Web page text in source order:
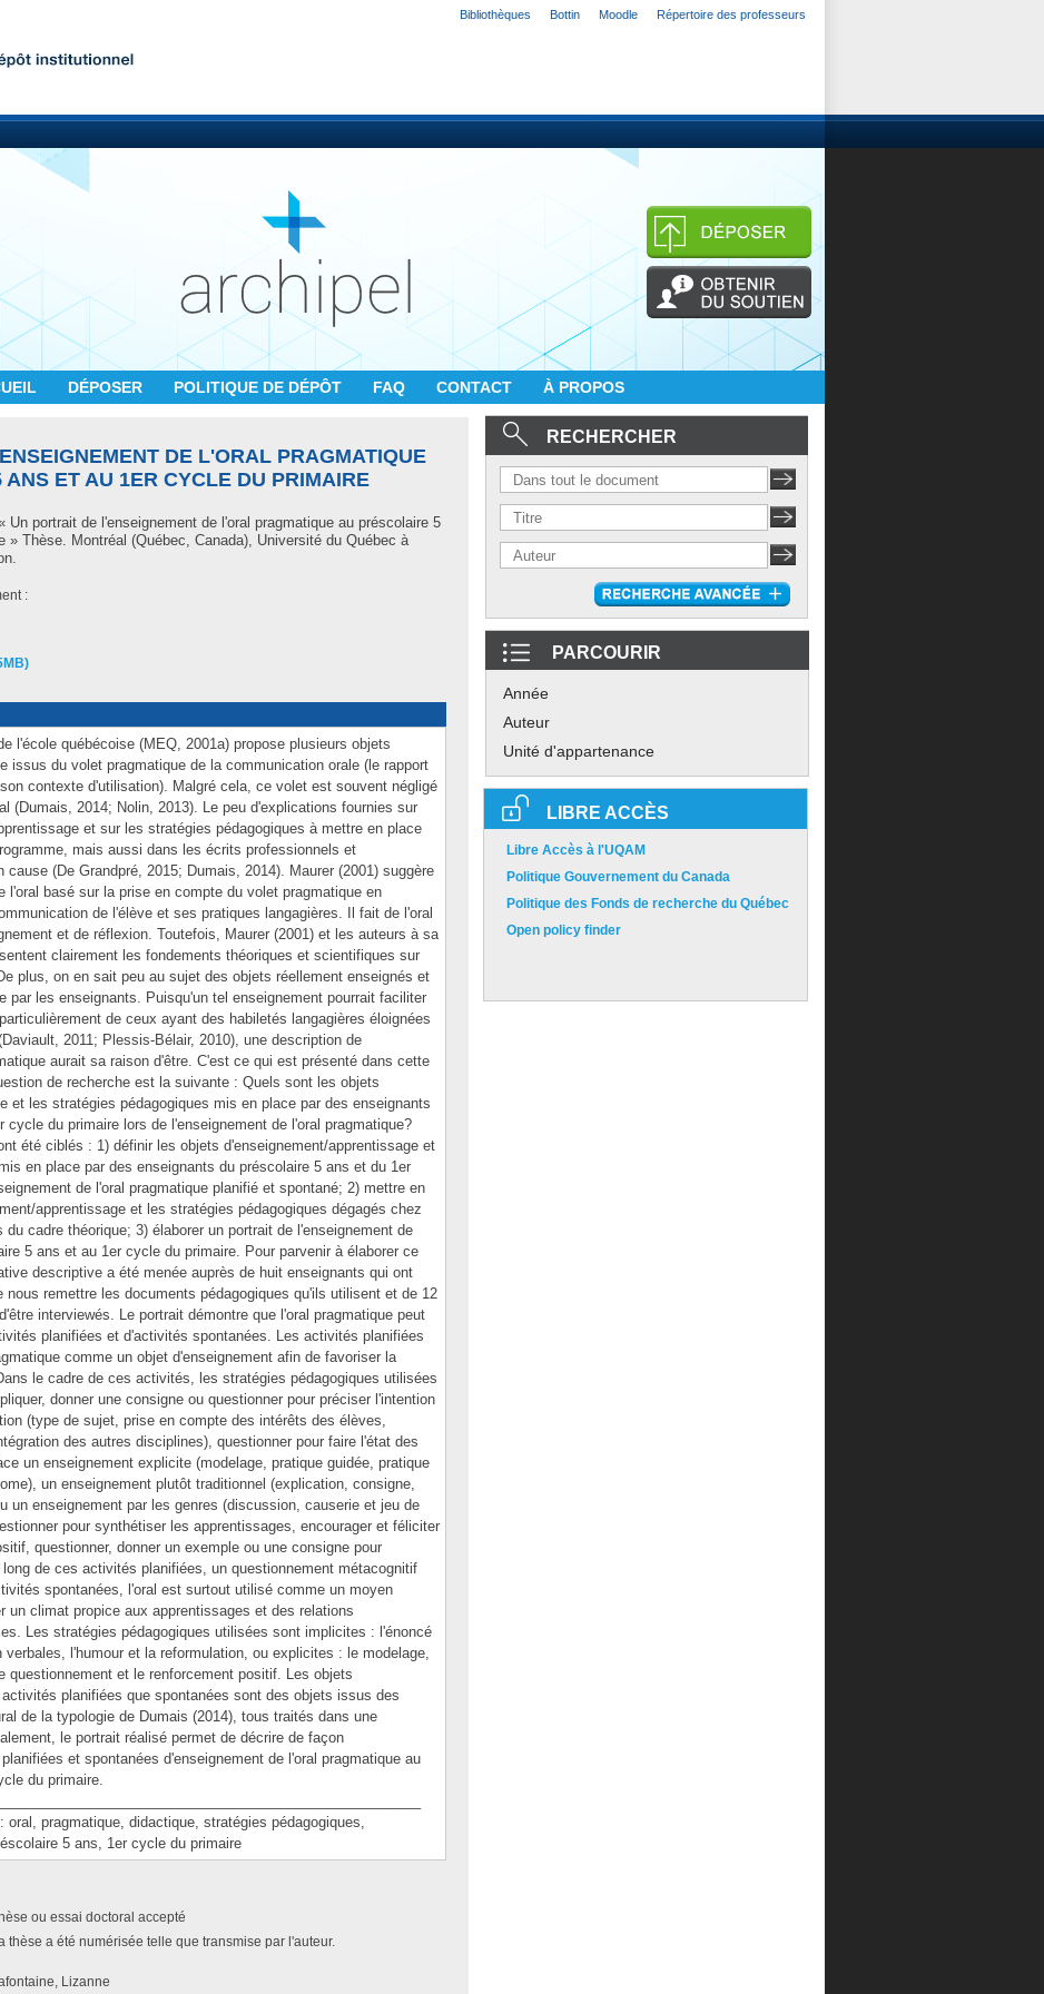
Bibliothèques Bottin Moodle Répertoire des professeurs
DÉPOSER POLITIQUE DE DÉPÔT FAQ CONTACT À PROPOS
DE L'ORAL PRAGMATIQUE
ET AU 1ER CYCLE DU PRIMAIRE
Un portrait de l'enseignement de l'oral pragmatique au préscolaire 5
» Thèse. Montréal (Québec, Canada), Université du Québec à
:
l'école québécoise (MEQ, 2001a) propose plusieurs objets
issus du volet pragmatique de la communication orale (le rapport
contexte d'utilisation). Malgré cela, ce volet est souvent négligé
(Dumais, 2014; Nolin, 2013). Le peu d'explications fournies sur
et sur les stratégies pédagogiques à mettre en place
mais aussi dans les écrits professionnels et
(De Grandpré, 2015; Dumais, 2014). Maurer (2001) suggère
l'oral basé sur la prise en compte du volet pragmatique en
de l'élève et ses pratiques langagières. Il fait de l'oral
et de réflexion. Toutefois, Maurer (2001) et les auteurs à sa
clairement les fondements théoriques et scientifiques sur
plus, on en sait peu au sujet des objets réellement enseignés et
par les enseignants. Puisqu'un tel enseignement pourrait faciliter
de ceux ayant des habiletés langagières éloignées
2011; Plessis-Bélair, 2010), une description de
aurait sa raison d'être. C'est ce qui est présenté dans cette
de recherche est la suivante : Quels sont les objets
et les stratégies pédagogiques mis en place par des enseignants
cycle du primaire lors de l'enseignement de l'oral pragmatique?
été ciblés : 1) définir les objets d'enseignement/apprentissage et
en place par des enseignants du préscolaire 5 ans et du 1er
de l'oral pragmatique planifié et spontané; 2) mettre en
apprentissage et les stratégies pédagogiques dégagés chez
cadre théorique; 3) élaborer un portrait de l'enseignement de
5 ans et au 1er cycle du primaire. Pour parvenir à élaborer ce
descriptive a été menée auprès de huit enseignants qui ont
nous remettre les documents pédagogiques qu'ils utilisent et de 12
interviewés. Le portrait démontre que l'oral pragmatique peut
planifiées et d'activités spontanées. Les activités planifiées
comme un objet d'enseignement afin de favoriser la
le cadre de ces activités, les stratégies pédagogiques utilisées
donner une consigne ou questionner pour préciser l'intention
(type de sujet, prise en compte des intérêts des élèves,
des autres disciplines), questionner pour faire l'état des
un enseignement explicite (modelage, pratique guidée, pratique
un enseignement plutôt traditionnel (explication, consigne,
un enseignement par les genres (discussion, causerie et jeu de
pour synthétiser les apprentissages, encourager et féliciter
questionner, donner un exemple ou une consigne pour
de ces activités planifiées, un questionnement métacognitif
spontanées, l'oral est surtout utilisé comme un moyen
un climat propice aux apprentissages et des relations
Les stratégies pédagogiques utilisées sont implicites : l'énoncé
l'humour et la reformulation, ou explicites : le modelage,
questionnement et le renforcement positif. Les objets
planifiées que spontanées sont des objets issus des
de la typologie de Dumais (2014), tous traités dans une
le portrait réalisé permet de décrire de façon
et spontanées d'enseignement de l'oral pragmatique au
du primaire.
oral, pragmatique, didactique, stratégies pédagogiques,
5 ans, 1er cycle du primaire
ou essai doctoral accepté
thèse a été numérisée telle que transmise par l'auteur.
Lizanne
RECHERCHER
PARCOURIR
Année
Auteur
Unité d'appartenance
LIBRE ACCÈS
Libre Accès à l'UQAM
Politique Gouvernement du Canada
Politique des Fonds de recherche du Québec
Open policy finder